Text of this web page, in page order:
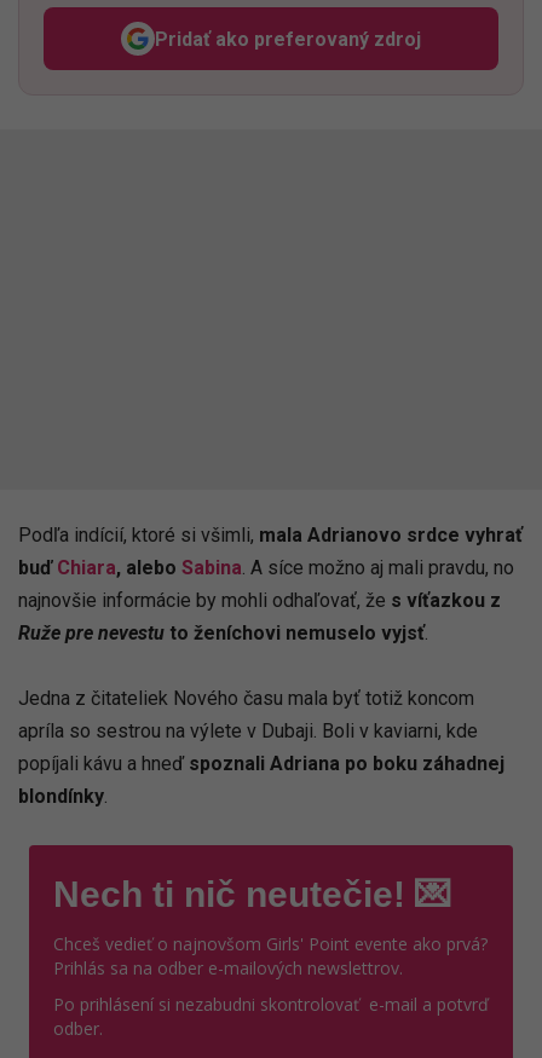
Pridať ako preferovaný zdroj
Odzadu, odkaz sa otvorí v
Podľa indícií, ktoré si všimli, mala Adrianovo srdce vyhrať
buď Chiara, alebo Sabina . A síce možno aj mali pravdu, no
najnovšie informácie by mohli odhaľovať, že s víťazkou z
Ruže pre nevestu to ženíchovi nemuselo vyjsť.
Jedna z čitateliek Nového času mala byť totiž koncom
apríla so sestrou na výlete v Dubaji. Boli v kaviarni, kde
popíjali kávu a hneď spoznali Adriana po boku záhadnej
blondínky.
Nech ti nič neutečie! 💌
Chceš vedieť o najnovšom Girls' Point evente ako prvá?
Prihlás sa na odber e-mailových newslettrov.
Po prihlásení si nezabudni skontrolovať e-mail a potvrď
odber.